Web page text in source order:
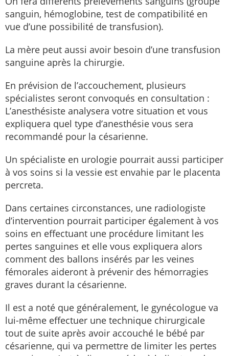
sanguin, hémoglobine, test de compatibilité en
vue d’une possibilité de transfusion).
La mère peut aussi avoir besoin d’une transfusion
sanguine après la chirurgie.
En prévision de l’accouchement, plusieurs
spécialistes seront convoqués en consultation :
L’anesthésiste analysera votre situation et vous
expliquera quel type d’anesthésie vous sera
recommandé pour la césarienne.
Un spécialiste en urologie pourrait aussi participer
à vos soins si la vessie est envahie par le placenta
percreta.
Dans certaines circonstances, une radiologiste
d’intervention pourrait participer également à vos
soins en effectuant une procédure limitant les
pertes sanguines et elle vous expliquera alors
comment des ballons insérés par les veines
fémorales aideront à prévenir des hémorragies
graves durant la césarienne.
Il est a noté que généralement, le gynécologue va
lui-même effectuer une technique chirurgicale
tout de suite après avoir accouché le bébé par
césarienne, qui va permettre de limiter les pertes